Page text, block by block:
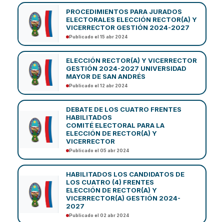
PROCEDIMIENTOS PARA JURADOS
ELECTORALES ELECCIÓN RECTOR(A) Y
VICERRECTOR GESTIÓN 2024-2027
Publicado el 15 abr 2024
ELECCIÓN RECTOR(A) Y VICERRECTOR
GESTIÓN 2024-2027 UNIVERSIDAD
MAYOR DE SAN ANDRÉS
Publicado el 12 abr 2024
DEBATE DE LOS CUATRO FRENTES
HABILITADOS
COMITÉ ELECTORAL PARA LA
ELECCIÓN DE RECTOR(A) Y
VICERRECTOR
Publicado el 05 abr 2024
HABILITADOS LOS CANDIDATOS DE
LOS CUATRO (4) FRENTES
ELECCIÓN DE RECTOR(A) Y
VICERRECTOR(A) GESTIÓN 2024-
2027
Publicado el 02 abr 2024